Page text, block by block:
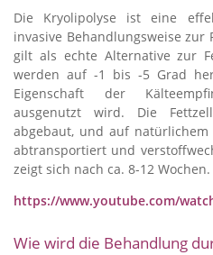
Die Kryolipolyse ist eine
invasive Behandlungsweise zur
gilt als echte Alternative zur
werden auf -1 bis -5 Grad
Eigenschaft der
ausgenutzt wird. Die
abgebaut, und auf natürlichem
abtransportiert und
zeigt sich nach ca. 8-12 Wochen.
https://www.youtube.com/
Wie wird die Behandlung